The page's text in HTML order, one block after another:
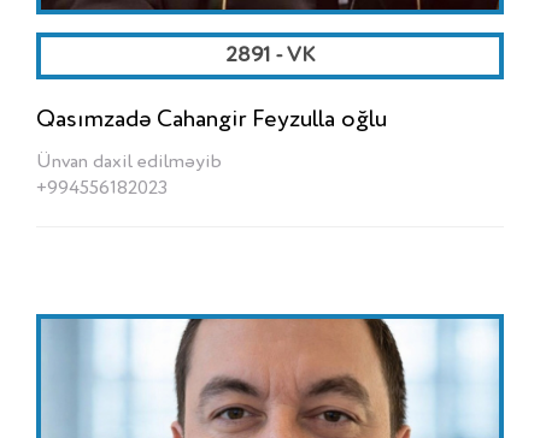
2891 - VK
Qasımzadə Cahangir Feyzulla oğlu
Ünvan daxil edilməyib
+994556182023